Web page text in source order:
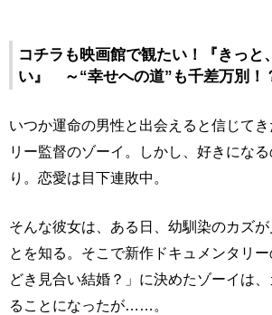
コチラも映画館で観たい！『きっと
い』 ～“幸せへの道”も千差万別！
いつか運命の男性と出会えると信じて
リー監督のゾーイ。しかし、好きにな
り。恋愛は目下連敗中。
そんな彼女は、ある日、幼馴染のカズ
とを知る。そこで新作ドキュメンタリ
どき見合い結婚？」に決めたゾーイは
ることになったが……。